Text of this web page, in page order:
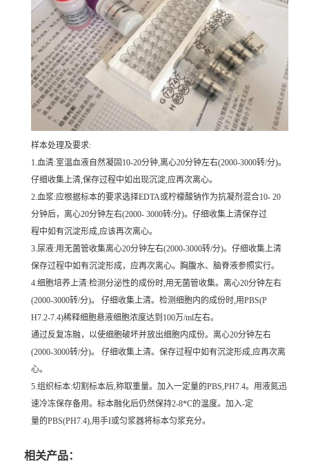
样本处理及要求:
1.血清:室温血液自然凝固10-20分钟,离心20分钟左右(2000-3000转/分)。
仔细收集上清,保存过程中如出现沉淀,应再次离心。
2.血浆:应根据标本的要求选择EDTA或柠檬酸钠作为抗凝剂混合10- 20
分钟后，离心20分钟左右(2000- 3000转/分)。仔细收集上清保存过
程中如有沉淀形成,应该再次离心。
3.尿液:用无菌管收集离心20分钟左右(2000-3000转/分)。仔细收集上清
保存过程中如有沉淀形成，应再次离心。胸腹水、脑脊液参照实行。
4.细胞培养上清:检测分泌性的成份时,用无菌管收集。离心20分钟左右
(2000-3000转/分)。 仔细收集上清。检测细胞内的成份时,用PBS(P
H7.2-7.4)稀释细胞悬液细胞浓度达到100万/ml左右。
通过反复冻融，以使细胞破坏并放出细胞内成份。离心20分钟左右
(2000-3000转/分)。 仔细收集上清。保存过程中如有沉淀形成,应再次离
心。
5.组织标本:切割标本后,称取重量。加入一定量的PBS,PH7.4。用液氮迅
速冷冻保存备用。标本融化后仍然保持2-8*C的温度。加入-定
量的PBS(PH7.4),用手I或匀浆器将标本匀浆充分。
相关产品：